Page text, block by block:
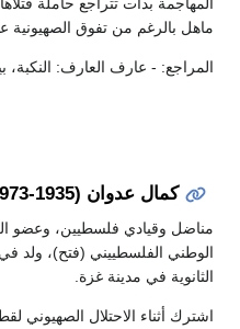
المهاجمة بدأت تتراجع حاملة
ماهل بالرغم من تفوق الصهيونية
المراجع: - عارف العارف: النكبة،
كمال عدوان (1935-1973)
مناضل وقيادي فلسطيين، وعضو
الوطني الفلسطييني (فتح)، ولد
الثانوية في مدينة غزة.